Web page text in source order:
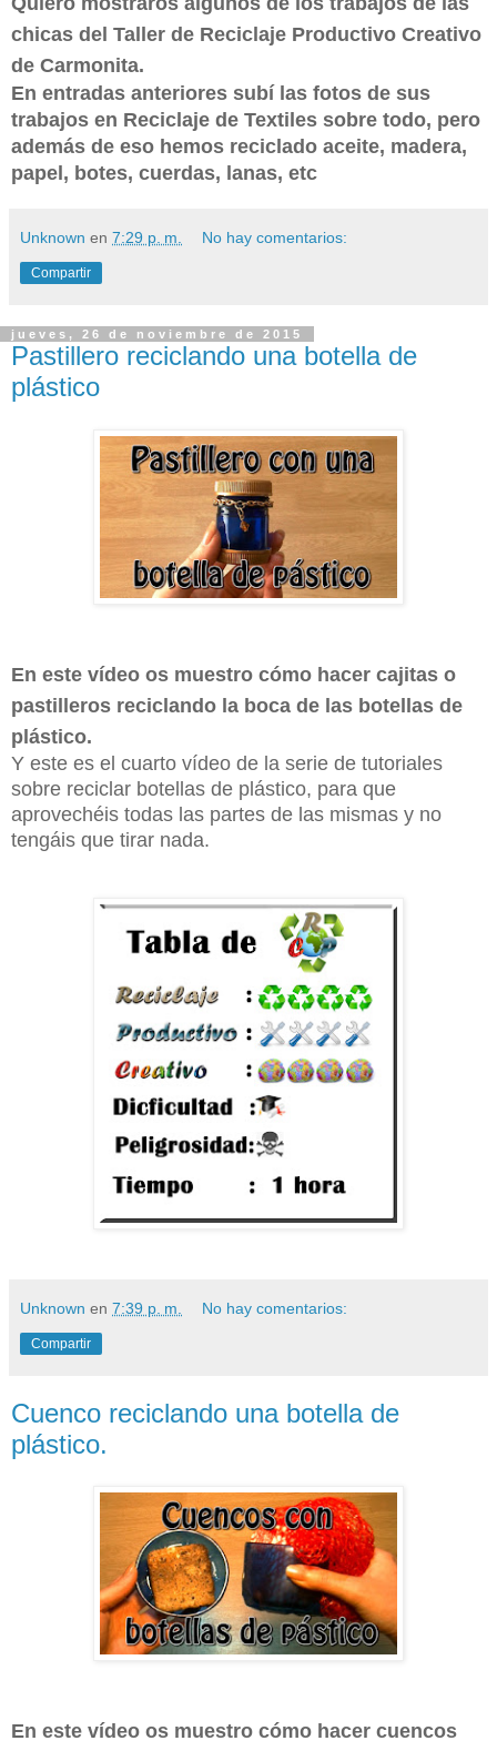
chicas del Taller de Reciclaje Productivo Creativo
de Carmonita.
En entradas anteriores subí las fotos de sus
trabajos en Reciclaje de Textiles sobre todo, pero
además de eso hemos reciclado aceite, madera,
papel, botes, cuerdas, lanas, etc
Unknown en 7:29 p. m. No hay comentarios:
Compartir
jueves, 26 de noviembre de 2015
Pastillero reciclando una botella de
plástico
En este vídeo os muestro cómo hacer cajitas o
pastilleros reciclando la boca de las botellas de
plástico.
Y este es el cuarto vídeo de la serie de tutoriales
sobre reciclar botellas de plástico, para que
aprovechéis todas las partes de las mismas y no
tengáis que tirar nada.
Unknown en 7:39 p. m. No hay comentarios:
Compartir
Cuenco reciclando una botella de
plástico.
En este vídeo os muestro cómo hacer cuencos